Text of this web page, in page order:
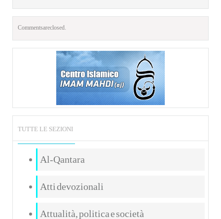
Comments are closed.
TUTTE LE SEZIONI
Al-Qantara
Atti devozionali
Attualità, politica e società